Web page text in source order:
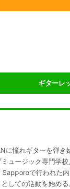
ギターレ
に憧れギターを弾き
ュージック専門学
で行われた
しての活動を始め